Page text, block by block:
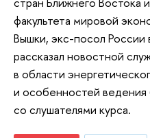
факультета мировой
Вышки, экс-посол
рассказал новостной
в области
и особенностей ведения
со слушателями курса.